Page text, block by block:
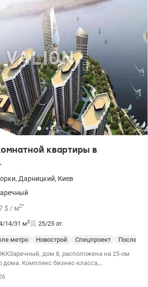
лифты, вода и отопление. ЖК Заричный -
инфраструктурой, до метро
Рядом ТЦ Ривер Молл, ТЦ Аркадия.
квартиры в
, Дарницкий, Киев
$ / м2*
14/31 м2 25/25 эт.
метро Новострой Спецпроект
После
дом 8, расположена на 25-ом
дома. Комплекс бизнес-класса,